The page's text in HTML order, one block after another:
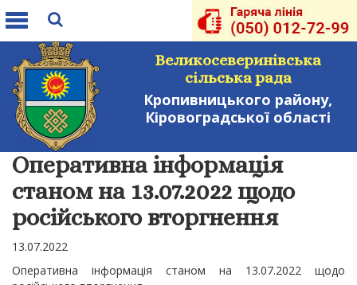
Toggle
Великосеверинівська
сільська рада
Кропивницького району,
Кіровоградської області
Оперативна інформація
станом на 13.07.2022 щодо
російського вторгнення
13.07.2022
Оперативна інформація станом на 13.07.2022 щодо